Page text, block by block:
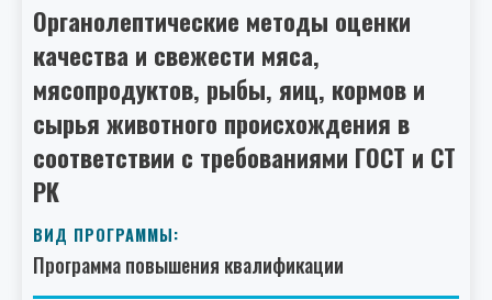
Органолептические методы оценки
качества и свежести мяса,
мясопродуктов, рыбы, яиц, кормов и
сырья животного происхождения в
соответствии с требованиями ГОСТ и СТ
РК
ВИД ПРОГРАММЫ:
Программа повышения квалификации